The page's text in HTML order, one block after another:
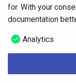
©2026 ASF –
employer and
for. With your
documentation
Analytics